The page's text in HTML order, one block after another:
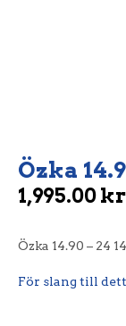
Özka
1,995.00kr
Özka 14.90 – 24
För slang till